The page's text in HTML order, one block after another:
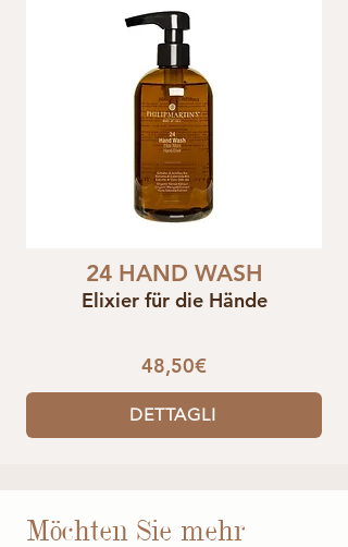
24 HAND WASH
Elixier für die Hände
48,50€
DETTAGLI
Möchten Sie mehr